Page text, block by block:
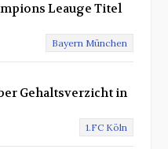
Leauge Titel
Bayern München
Gehaltsverzicht in
1.FC Köln